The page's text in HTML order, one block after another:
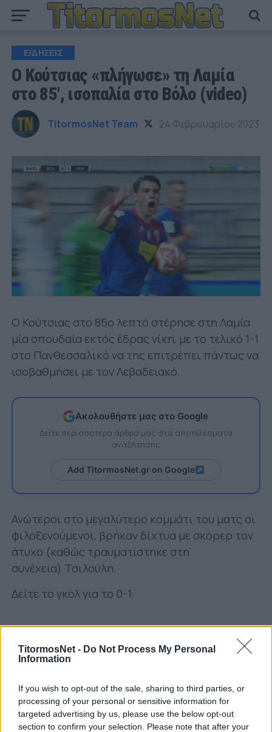
TitormosNet - Do Not Process My Personal
Information
If you wish to opt-out of the sale, sharing to third parties, or
processing of your personal or sensitive information for
targeted advertising by us, please use the below opt-out
section to confirm your selection. Please note that after your
ΕΙΔΗΣΕΙΣ
Ο Κούτσιας «πλήγωσε» τη Λαμία
στο 85′, ισοπαλία στο Βόλο (video)
TitormosNet Team 24 Φεβρουαρίου 2023
Ο Κούτσιας στο 85ο λεπτό στέρησε στη Λαμία
μία σπουδαία εκτός έδρας νίκη, με το τελικό 1-1
στο Πανθεσσαλικό να της επιτρέπει πάντως να
ισοβαθμήσει με τον Λεβαδειακό.
Ακολουθήστε μας στο Google
Δείτε περισσότερα άρθρα μας στα αποτελέσματα
αναζήτησης
Add TitormosNet.gr on Google
Ανώτεροι στο μεγαλύτερο κομμάτι του ματς οι
φιλοξενούμενοι, βρήκαν δίχτυα με σκόρερ τον
άτυχο (καθώς τραυματίστηκε στη
συνέχεια) Τσιλούλη.
Δείτε το γκολ για το 0-1: